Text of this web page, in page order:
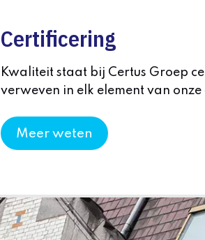
Certificering
Kwaliteit staat bij Certus Groep
verweven in elk element van
Meer weten